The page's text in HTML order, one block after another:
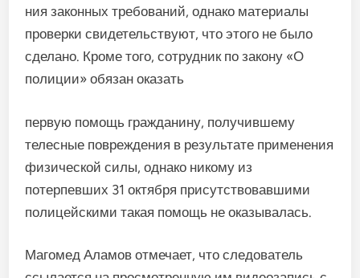
ния законных требований, однако материалы
проверки свидетель­ствуют, что этого не было
сдела­но. Кроме того, сотрудник по за­кону «О
полиции» обязан оказать
первую помощь гражданину, по­лучившему
телесные поврежде­ния в результате применения
фи­зической силы, однако никому из
потерпевших 31 октября присут­ствовавшими
полицейскими та­кая помощь не оказывалась.
Магомед Аламов отмечает, что следователь